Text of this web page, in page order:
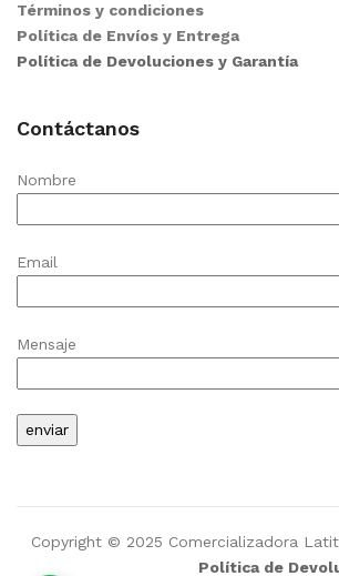
Términos y condiciones
Política de Envíos y Entrega
Política de Devoluciones y Garantía
Contáctanos
Nombre
Email
Mensaje
Copyright © 2025 Comercializadora
Política de